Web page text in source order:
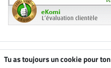
Boutique climatiquement
Tu as toujours un cookie pour